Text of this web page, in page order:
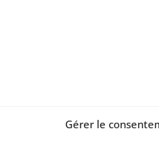
Gérer le